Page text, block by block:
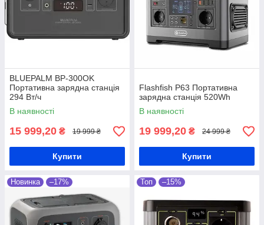
BLUEPALM BP-300OK
Портативна зарядна станція
294 Вт/ч
В наявності
15 999,20 ₴ 19 999 ₴
Купити
Flashfish P63 Портативна
зарядна станція 520Wh
В наявності
19 999,20 ₴ 24 999 ₴
Купити
Новинка –17% Топ –15%